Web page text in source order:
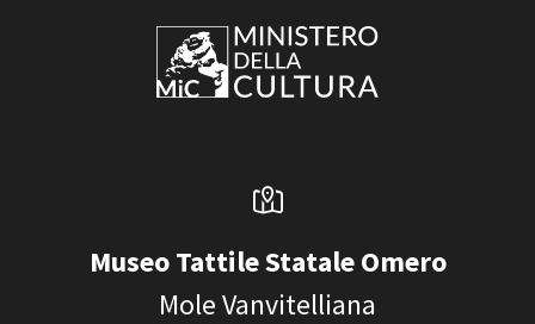
Museo Tattile Statale Omero
Mole Vanvitelliana